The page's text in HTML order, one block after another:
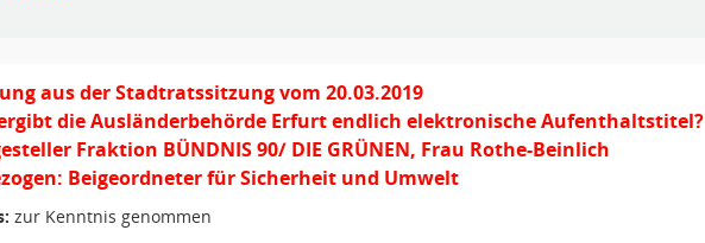
aus der Stadtratssitzung vom 20.03.2019
die Ausländerbehörde Erfurt endlich elektronische Aufenthaltstitel?
Fraktion BÜNDNIS 90/ DIE GRÜNEN, Frau Rothe-Beinlich
Beigeordneter für Sicherheit und Umwelt
zur Kenntnis genommen